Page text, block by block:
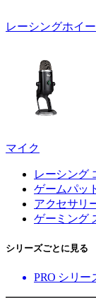
レーシングホイ
マイク
レーシング
ゲームパッ
アクセサリ
ゲーミング
シリーズごとに見る
PRO シリー